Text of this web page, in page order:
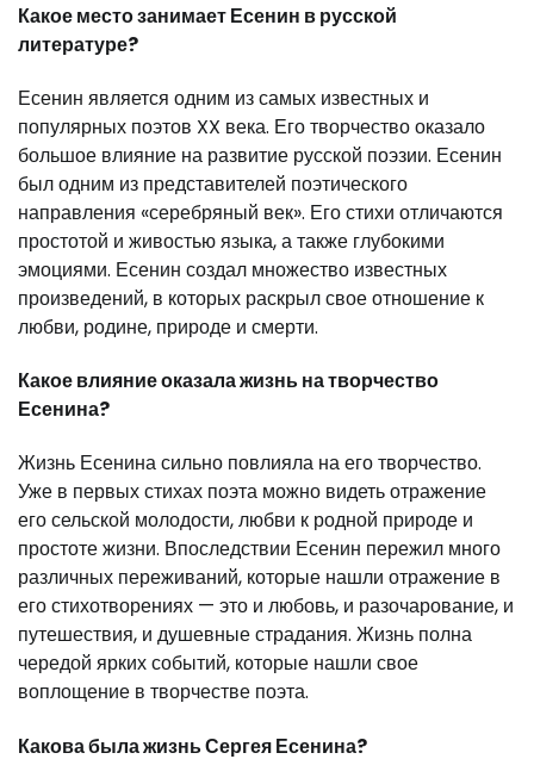
Какое место занимает Есенин в русской
литературе?
Есенин является одним из самых известных и
популярных поэтов XX века. Его творчество оказало
большое влияние на развитие русской поэзии. Есенин
был одним из представителей поэтического
направления «серебряный век». Его стихи отличаются
простотой и живостью языка, а также глубокими
эмоциями. Есенин создал множество известных
произведений, в которых раскрыл свое отношение к
любви, родине, природе и смерти.
Какое влияние оказала жизнь на творчество
Есенина?
Жизнь Есенина сильно повлияла на его творчество.
Уже в первых стихах поэта можно видеть отражение
его сельской молодости, любви к родной природе и
простоте жизни. Впоследствии Есенин пережил много
различных переживаний, которые нашли отражение в
его стихотворениях — это и любовь, и разочарование, и
путешествия, и душевные страдания. Жизнь полна
чередой ярких событий, которые нашли свое
воплощение в творчестве поэта.
Какова была жизнь Сергея Есенина?